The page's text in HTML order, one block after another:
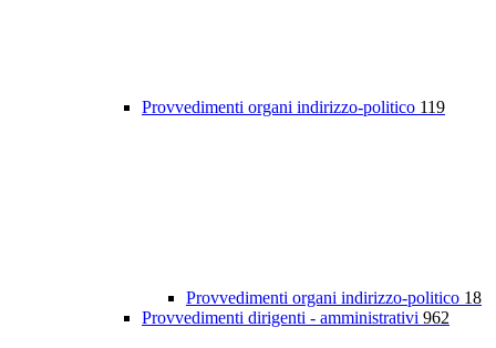
Provvedimenti organi indirizzo-politico 119
Provvedimenti organi indirizzo-politico 18
Provvedimenti dirigenti - amministrativi 962